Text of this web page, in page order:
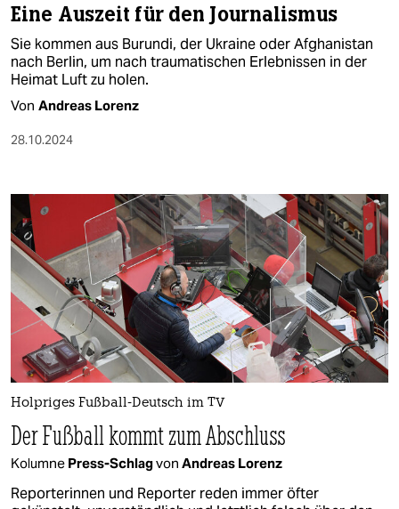
Eine Auszeit für den Journalismus
Sie kommen aus Burundi, der Ukraine oder Afghanistan
nach Berlin, um nach traumatischen Erlebnissen in der
Heimat Luft zu holen.
Von Andreas Lorenz
28.10.2024
Holpriges Fußball-Deutsch im TV
Der Fußball kommt zum Abschluss
Kolumne Press-Schlagvon Andreas Lorenz
Reporterinnen und Reporter reden immer öfter